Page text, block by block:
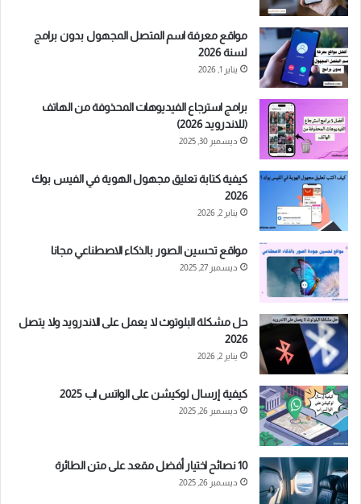
مواقع معرفة اسم المتصل المجهول بدون برامج
لسنة 2026
يناير 1, 2026
برامج استرجاع الفيديوهات المحذوفة من الهاتف
(للاندرويد 2026)
ديسمبر 30, 2025
كيفية كتابة تعليق مجهول الهوية في الفيس بوك
2026
يناير 2, 2026
مواقع تحسين الصور بالذكاء الاصطناعي مجانا
ديسمبر 27, 2025
حل مشكلة البلوتوث لا يعمل على الاندرويد ولا يتصل
2026
يناير 2, 2026
كيفية إرسال لوكيشن على الواتس اب 2025
ديسمبر 26, 2025
10 نصائح اختيار أفضل مقعد على متن الطائرة
ديسمبر 26, 2025